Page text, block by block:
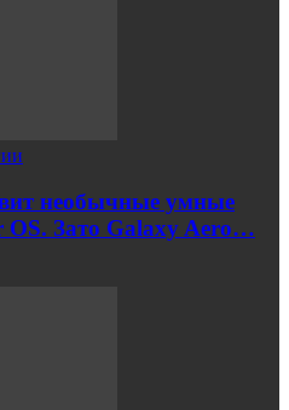
необычные умные
OS. Зато Galaxy Aero…